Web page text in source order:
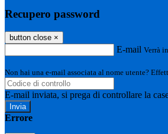
Recupero password
button close ×
E-mail Verrà
Non hai una e-mail associata al nome utente?
E-mail inviata, si prega di controllare la
Errore